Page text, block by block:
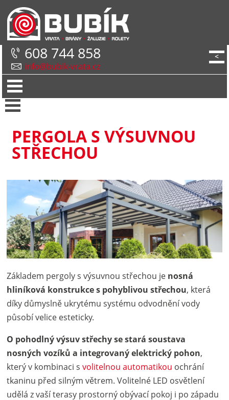
608 744 858
info@bubik-vrata.cz
<
PERGOLA S VÝSUVNOU
STŘECHOU
Základem pergoly s výsuvnou střechou je nosná
hliníková konstrukce s pohyblivou střechou, která
díky důmyslně ukrytému systému odvodnění vody
působí velice esteticky.
O pohodlný výsuv střechy se stará soustava
nosných vozíků a integrovaný elektrický pohon,
který v kombinaci svolitelnou automatikou ochrání
tkaninu před silným větrem. Volitelné LED osvětlení
udělá z vaší terasy prostorný obývací pokoj i po západu